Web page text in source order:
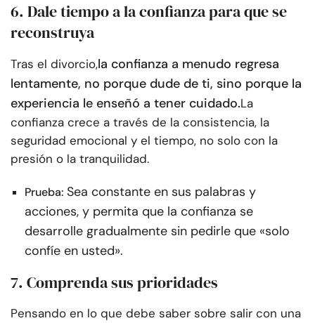
6. Dale tiempo a la confianza para que se
reconstruya
Tras el divorcio,la confianza a menudo regresa
lentamente, no porque dude de ti, sino porque la
experiencia le enseñó a tener cuidado.La
confianza crece a través de la consistencia, la
seguridad emocional y el tiempo, no solo con la
presión o la tranquilidad.
Prueba: Sea constante en sus palabras y
acciones, y permita que la confianza se
desarrolle gradualmente sin pedirle que «solo
confíe en usted».
7. Comprenda sus prioridades
Pensando en lo que debe saber sobre salir con una